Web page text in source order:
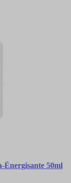
Énergisante 50ml